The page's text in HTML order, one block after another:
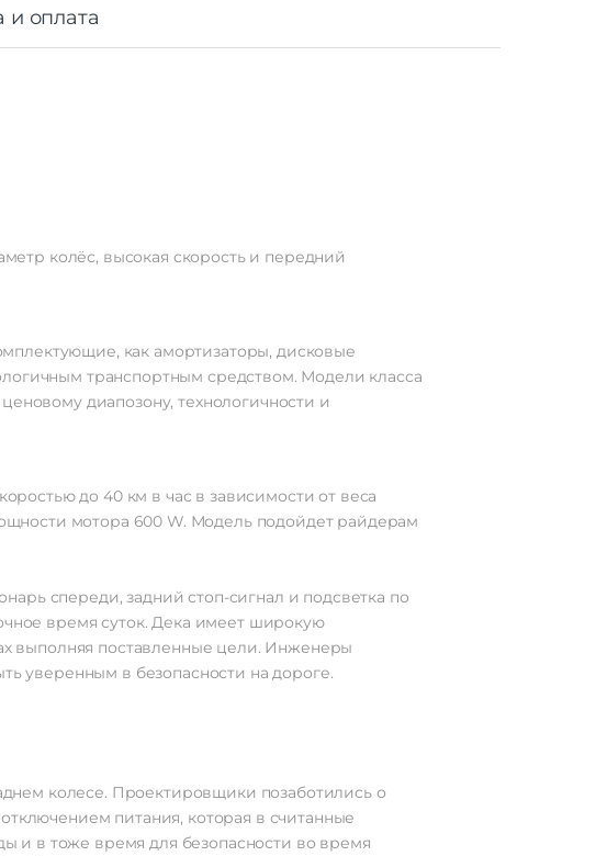
и оплата
колёс, высокая скорость и передний
как амортизаторы, дисковые
транспортным средством. Модели класса
диапозону, технологичности и
до 40 км в час в зависимости от веса
мотора 600 W. Модель подойдет райдерам
спереди, задний стоп-сигнал и подсветка по
время суток. Дека имеет широкую
выполняя поставленные цели. Инженеры
уверенным в безопасности на дороге.
колесе. Проектировщики позаботились о
питания, которая в считанные
и в тоже время для безопасности во время